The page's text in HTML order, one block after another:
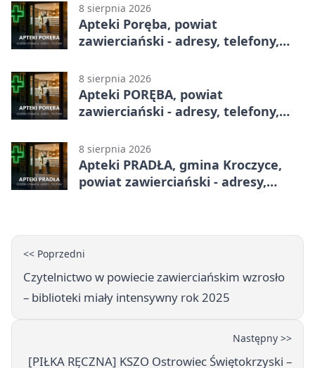
8 sierpnia 2026
Apteki Poręba, powiat
zawierciański - adresy, telefony,
8 sierpnia 2026
Apteki PORĘBA, powiat
zawierciański - adresy, telefony,
8 sierpnia 2026
Apteki PRADŁA, gmina Kroczyce,
powiat zawierciański - adresy,
<< Poprzedni
Czytelnictwo w powiecie zawierciańskim wzrosło
– biblioteki miały intensywny rok 2025
Następny >>
[PIŁKA RĘCZNA] KSZO Ostrowiec Świętokrzyski –